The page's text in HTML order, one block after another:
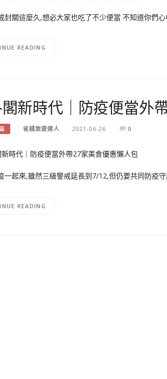
封關這麼久,想必大家也吃了不少便當 不知道你們
READING
新時代｜防疫便當外
省錢旅遊達人 2021-06-26 0
一起來,雖然三級警戒延長到7/12,但仍要共同防疫
READING